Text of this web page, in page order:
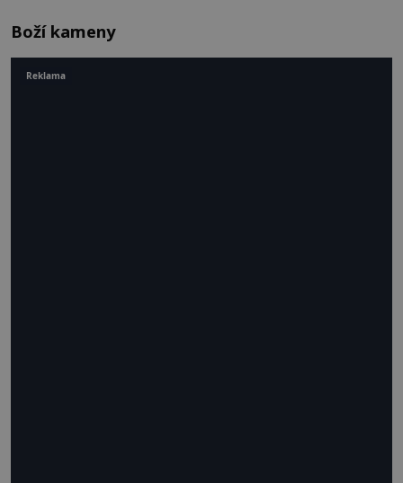
Boží kameny
Reklama